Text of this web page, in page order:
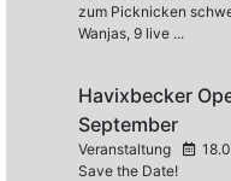
zum Picknicken
Wanjas, 9 live ...
Havixbecker
September
Veranstaltung
Save the Date!